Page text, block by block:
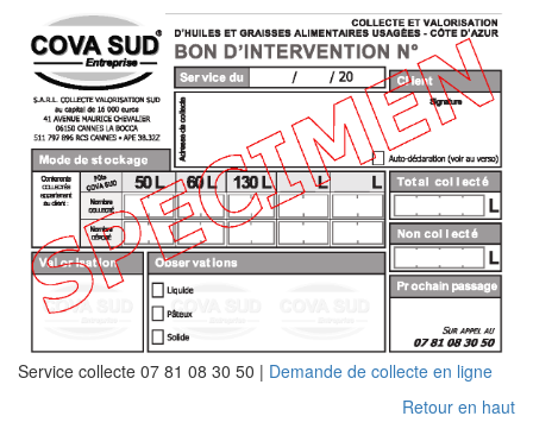
Service collecte 07 81 08 30 50 | Demande de collecte en ligne
Retour en haut